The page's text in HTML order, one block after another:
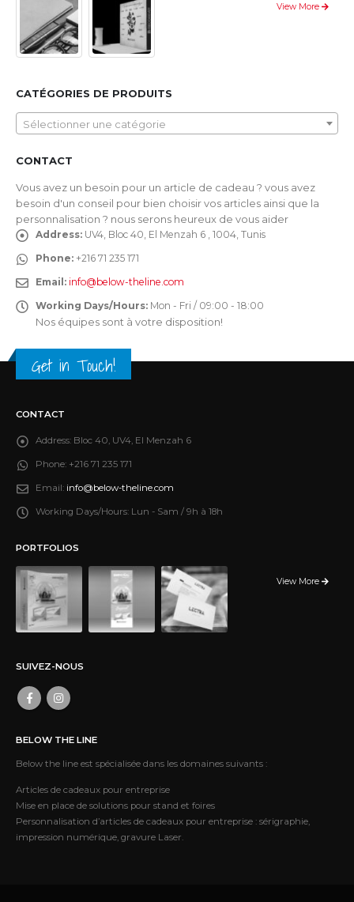
View More
CATÉGORIES DE PRODUITS
Sélectionner une catégorie
CONTACT
Vous avez un besoin pour un article de cadeau ? vous avez
besoin d'un conseil pour bien choisir vos articles ainsi que la
personnalisation ? nous serons heureux de vous aider
Address: UV4, Bloc 40, El Menzah 6 , 1004, Tunis
Phone: +216 71 235 171
Email: info@below-theline.com
Working Days/Hours: Mon - Fri / 09:00 - 18:00
Nos équipes sont à votre disposition!
Get in Touch!
CONTACT
Address: Bloc 40, UV4, El Menzah 6
Phone: +216 71 235 171
Email: info@below-theline.com
Working Days/Hours: Lun - Sam / 9h à 18h
PORTFOLIOS
View More
SUIVEZ-NOUS
BELOW THE LINE
Below the line est spécialisée dans les domaines suivants :
Articles de cadeaux pour entreprise
Mise en place de solutions pour stand et foires
Personnalisation d’articles de cadeaux pour entreprise : sérigraphie,
impression numérique, gravure Laser.